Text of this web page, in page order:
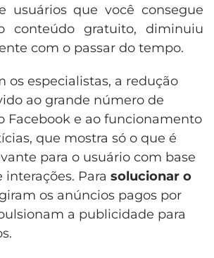
usuários que você consegue
conteúdo gratuito, diminuiu
com o passar do tempo.
os especialistas, a redução
ao grande número de
Facebook e ao funcionamento
que mostra só o que é
para o usuário com base
Para solucionar o
os anúncios pagos por
a publicidade para